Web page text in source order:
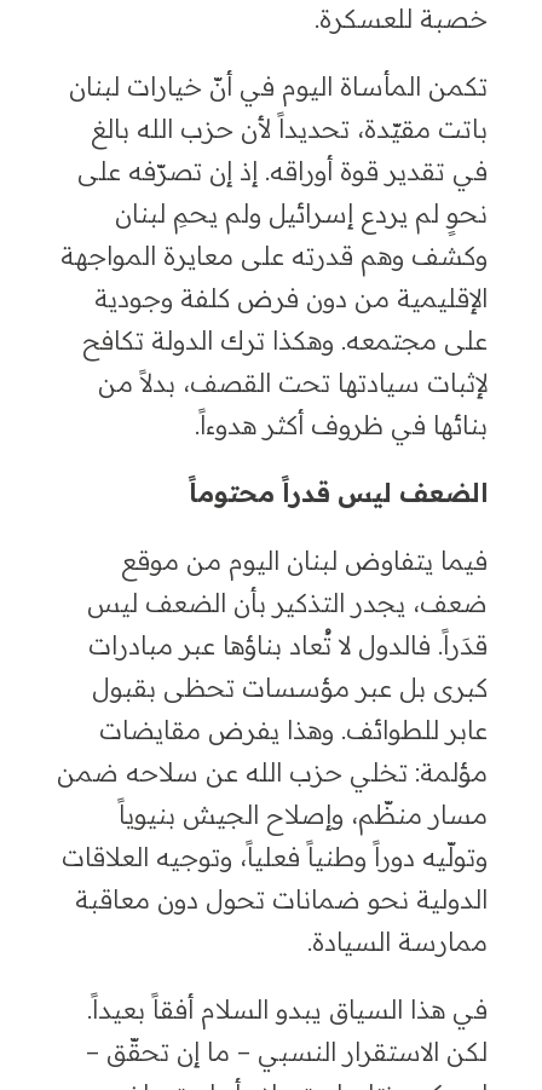
خصبة للعسكرة.
تكمن المأساة اليوم في أنّ خيارات لبنان
باتت مقيّدة، تحديداً لأن حزب الله بالغ
في تقدير قوة أوراقه. إذ إن تصرّفه على
نحوٍ لم يردع إسرائيل ولم يحمِ لبنان
وكشف وهم قدرته على معايرة المواجهة
الإقليمية من دون فرض كلفة وجودية
على مجتمعه. وهكذا ترك الدولة تكافح
لإثبات سيادتها تحت القصف، بدلاً من
بنائها في ظروف أكثر هدوءاً.
الضعف ليس قدراً محتوماً
فيما يتفاوض لبنان اليوم من موقع
ضعف، يجدر التذكير بأن الضعف ليس
قدَراً. فالدول لا تُعاد بناؤها عبر مبادرات
كبرى بل عبر مؤسسات تحظى بقبول
عابر للطوائف. وهذا يفرض مقايضات
مؤلمة: تخلي حزب الله عن سلاحه ضمن
مسار منظّم، وإصلاح الجيش بنيوياً
وتولّيه دوراً وطنياً فعلياً، وتوجيه العلاقات
الدولية نحو ضمانات تحول دون معاقبة
ممارسة السيادة.
في هذا السياق يبدو السلام أفقاً بعيداً.
لكن الاستقرار النسبي – ما إن تحقّق –